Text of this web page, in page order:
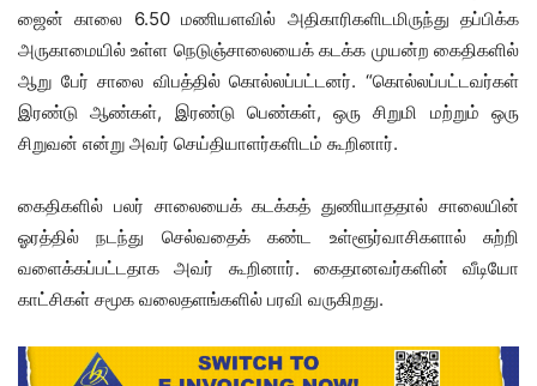
ஜைன் காலை 6.50 மணியளவில் அதிகாரிகளிடமிருந்து தப்பிக்க
அருகாமையில் உள்ள நெடுஞ்சாலையைக் கடக்க முயன்ற கைதிகளில்
ஆறு பேர் சாலை விபத்தில் கொல்லப்பட்டனர். “கொல்லப்பட்டவர்கள்
இரண்டு ஆண்கள், இரண்டு பெண்கள், ஒரு சிறுமி மற்றும் ஒரு
சிறுவன் என்று அவர் செய்தியாளர்களிடம் கூறினார்.
கைதிகளில் பலர் சாலையைக் கடக்கத் துணியாததால் சாலையின்
ஓரத்தில் நடந்து செல்வதைக் கண்ட உள்ளூர்வாசிகளால் சுற்றி
வளைக்கப்பட்டதாக அவர் கூறினார். கைதானவர்களின் வீடியோ
காட்சிகள் சமூக வலைதளங்களில் பரவி வருகிறது.